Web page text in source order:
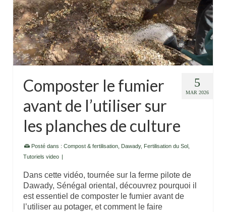
5
MAR 2026
Composter le fumier
avant de l’utiliser sur
les planches de culture
Posté dans : Compost & fertilisation Dawady, Fertilisation du Sol
Tutoriels video |
Dans cette vidéo, tournée sur la ferme pilote de
Dawady, Sénégal oriental, découvrez pourquoi il
est essentiel de composter le fumier avant de
l’utiliser au potager, et comment le faire